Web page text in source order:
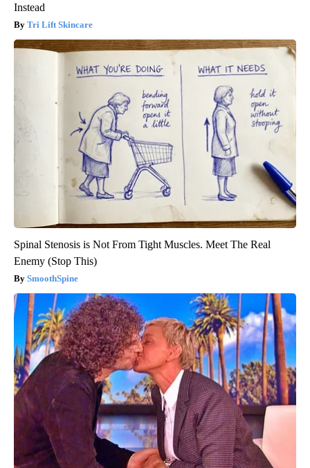
Instead
Tri Lift Skincare
Spinal Stenosis is Not From Tight Muscles. Meet The Real
Enemy (Stop This)
SmoothSpine